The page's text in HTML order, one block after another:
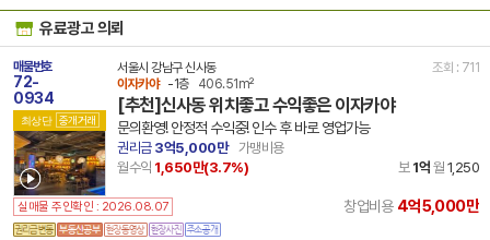
유료광고 의뢰
매물번호
72-
0934
최상단 중개거래
서울시 강남구 신사동
조회 : 711
이자카야
-1층 406.51m²
[추천]신사동 위치좋고 수익좋은 이자카야
문의환영! 안정적 수익중! 인수 후 바로 영업가능
권리금3억5,000만
가맹비용
월수익 1,650만(3.7%) 보1억 월 1,250
실매물 주인확인 : 2026.08.07 창업비용 4억5,000만